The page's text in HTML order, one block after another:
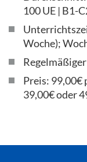
100 UE | B1-
Woche);
Preis: 99,00€
39,00€ oder